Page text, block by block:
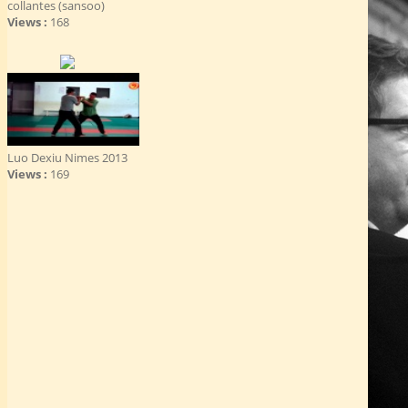
collantes (sansoo)
Views : 168
Luo Dexiu Nimes 2013
Views : 169